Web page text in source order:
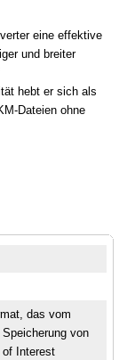
eine effektive
und breiter
hebt er sich als
Dateien ohne
das vom
von
of Interest